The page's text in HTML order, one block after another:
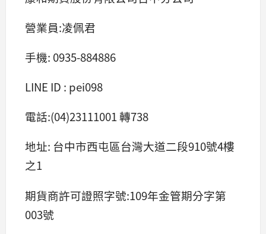
營業員:凌佩君
手機: 0935-884886
LINE ID : pei098
電話:(04)23111001 轉738
地址: 台中市西屯區台灣大道二段910號4樓
之1
期貨商許可證照字號:109年金管期分字第
003號